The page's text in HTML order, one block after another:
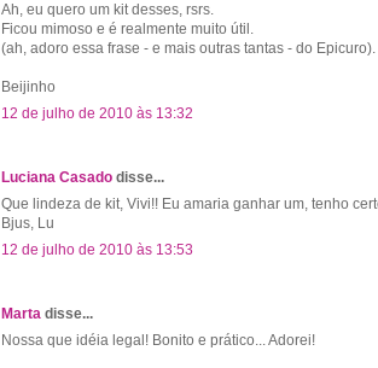
Ah, eu quero um kit desses, rsrs.
Ficou mimoso e é realmente muito útil.
(ah, adoro essa frase - e mais outras tantas - do Epicuro).
Beijinho
12 de julho de 2010 às 13:32
Luciana Casado disse...
Que lindeza de kit, Vivi!! Eu amaria ganhar um, tenho
Bjus, Lu
12 de julho de 2010 às 13:53
Marta disse...
Nossa que idéia legal! Bonito e prático... Adorei!